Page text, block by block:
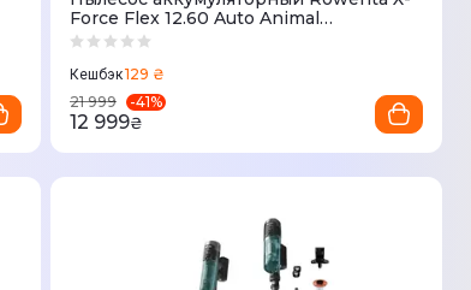
Force Flex 12.60 Auto Animal
RH98A9WO
Кешбэк129 ₴
21 999
-41%
12 999₴